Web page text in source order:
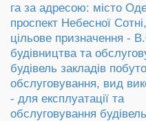
га за адресою: місто
проспект Небесної
цільове призначення -
будівництва та
будівель закладів
обслуговування, вид
- для експлуатації та
обслуговування